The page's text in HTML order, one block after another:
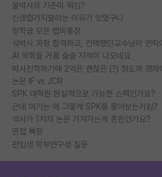
물박사의 기준이 뭐임?
신생랩가지말라는 이유가 있었구나
장학금 모은 랩비통장
AI 학회들 거품 슬슬 지적이 나오네요
논문 IF vs JCR
SPK 대학원 현실적으로 가능한 스펙인가요?
근데 여기는 왜 그렇게 SPK를 물어보는거임?
석사가 1저자 논문 가져가는게 흔한건가요?
면접 복장
편입생 학부연구생 질문